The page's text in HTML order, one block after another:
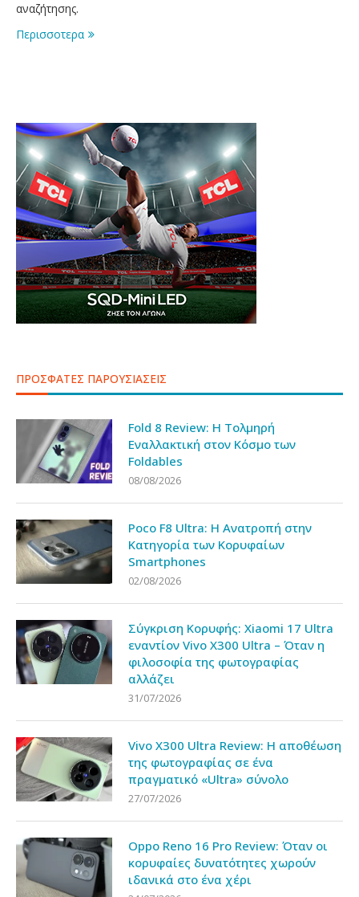
αναζήτησης.
Περισσοτερα
ΠΡΟΣΦΑΤΕΣ ΠΑΡΟΥΣΙΑΣΕΙΣ
Fold 8 Review: Η Τολμηρή
Εναλλακτική στον Κόσμο των
Foldables
08/08/2026
Poco F8 Ultra: Η Ανατροπή στην
Κατηγορία των Κορυφαίων
Smartphones
02/08/2026
Σύγκριση Κορυφής: Xiaomi 17 Ultra
εναντίον Vivo X300 Ultra – Όταν η
φιλοσοφία της φωτογραφίας
αλλάζει
31/07/2026
Vivo X300 Ultra Review: Η αποθέωση
της φωτογραφίας σε ένα
πραγματικό «Ultra» σύνολο
27/07/2026
Oppo Reno 16 Pro Review: Όταν οι
κορυφαίες δυνατότητες χωρούν
ιδανικά στο ένα χέρι